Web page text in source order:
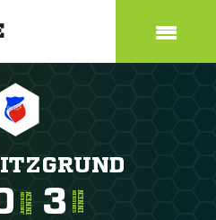
JUNIORENINNEN 3 SENIORENINNEN